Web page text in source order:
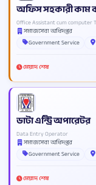
অফিস সহকারী কাম
Office Assistant cum computer
সমাজসেবা অধিদপ্তর
Government Service
মেয়াদ শেষ
ডাটা এন্ট্রি অপারেটর
Data Entry Operator
সমাজসেবা অধিদপ্তর
Government Service
মেয়াদ শেষ